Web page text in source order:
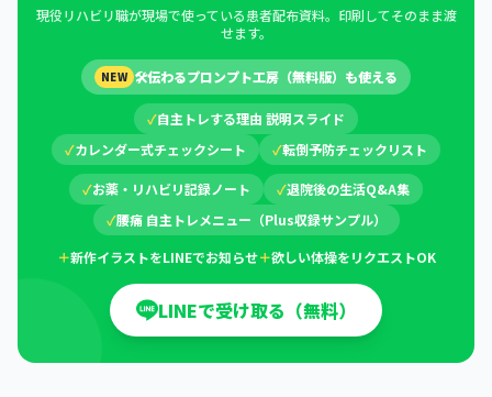
現役リハビリ職が現場で使っている患者配布資料。印刷してそのまま渡
せます。
NEW 🛠伝わるプロンプト工房（無料版）も使える
✓自主トレする理由 説明スライド
✓カレンダー式チェックシート ✓転倒予防チェックリスト
✓お薬・リハビリ記録ノート ✓退院後の生活Q&A集
✓腰痛 自主トレメニュー（Plus収録サンプル）
＋新作イラストをLINEでお知らせ＋欲しい体操をリクエストOK
LINEで受け取る（無料）